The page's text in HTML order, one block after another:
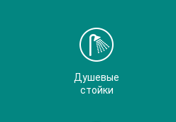
Душевые
стойки